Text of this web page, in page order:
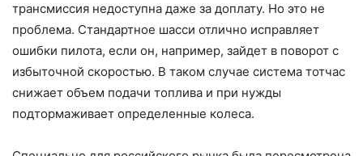
трансмиссия недоступна даже за доплату. Но это не
проблема. Стандартное шасси отлично исправляет
ошибки пилота, если он, например, зайдет в поворот с
избыточной скоростью. В таком случае система тотчас
снижает объем подачи топлива и при нужды
подтормаживает определенные колеса.